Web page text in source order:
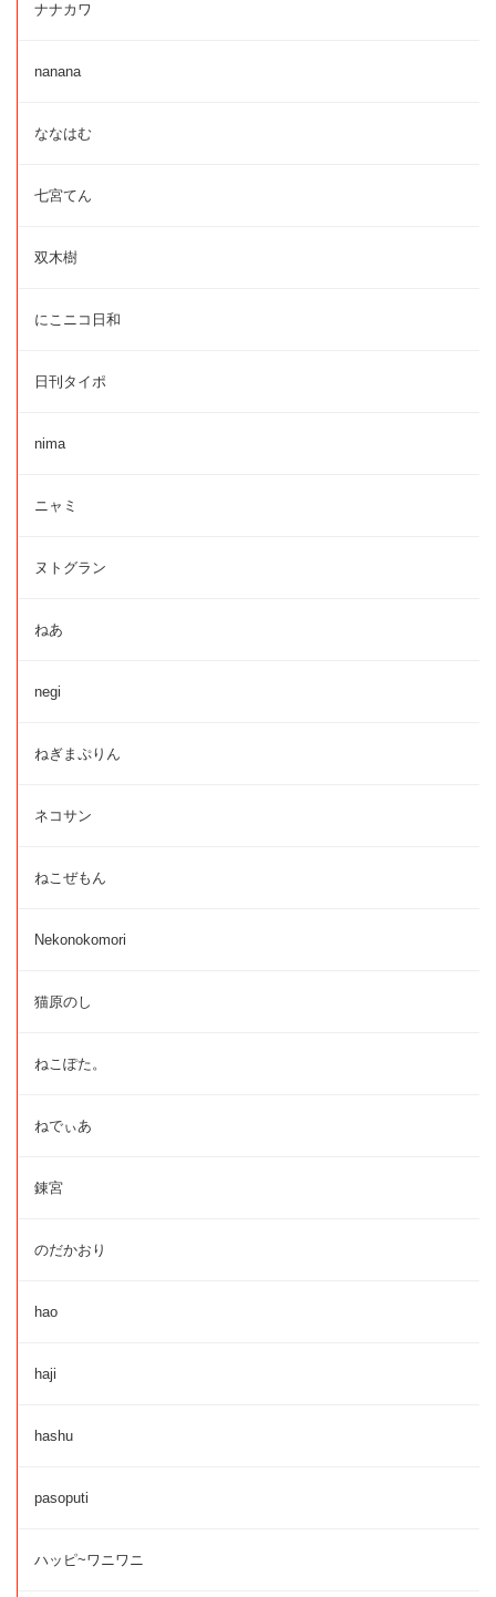
ナナカワ
nanana
ななはむ
七宮てん
双木樹
にこニコ日和
日刊タイポ
nima
ニャミ
ヌトグラン
ねあ
negi
ねぎまぷりん
ネコサン
ねこぜもん
Nekonokomori
猫原のし
ねこぽた。
ねでぃあ
錬宮
のだかおり
hao
haji
hashu
pasoputi
ハッピ~ワニワニ